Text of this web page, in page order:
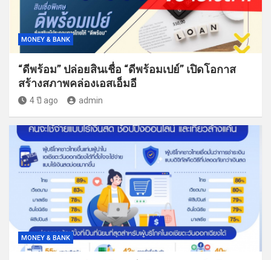
MONEY & BANK
“ดีพร้อม” ปล่อยสินเชื่อ “ดีพร้อมเปย์” เปิดโอกาส
สร้างสภาพคล่องเอสเอ็มอี
4 ปี ago admin
MONEY & BANK